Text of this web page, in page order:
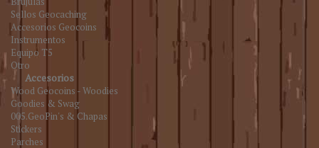
Sellos Geocaching
Accesorios Geocoins
Instrumentos
Equipo T5
Otro
Accesorios
Wood Geocoins - Woodies
Goodies & Swag
005.GeoPin's & Chapas
Stickers
Parches